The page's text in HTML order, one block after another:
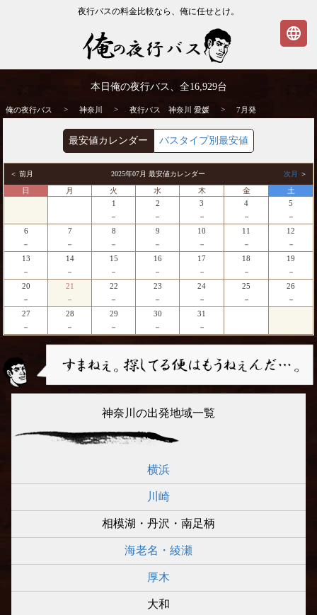
夜行バスの料金比較なら、俺に任せとけ。
ス | 俺の夜行バス
本日俺の夜行バス、全16,929台
俺の夜行バス > 神奈川 > 夜行バス 神奈川 愛媛 > 7月発
最安値カレンダー バスタイプ別最安値
＜ 前月 2025年07月 最安値カレンダー 次月 ＞
日 月 火 水 木 金
土
1
－
2
－
3
－
4
－
5
－
6
－
7
－
8
－
9
－
10
－
11
－
12
－
13
－
14
－
15
－
16
－
17
－
18
－
19
－
20
－
21
－
22
－
23
－
24
－
25
－
26
－
27
－
28
－
29
－
30
－
31
－
神奈川の出発地域一覧
横浜
川崎
相模湖・丹沢・南足柄
海老名・綾瀬
厚木
大和
language